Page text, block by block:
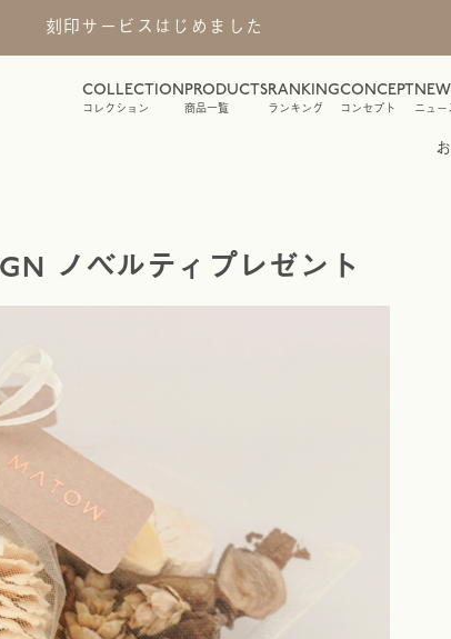
刻印サービスはじめました
COLLECTION
コレクション
PRODUCTS
商品一覧
RANKING
ランキング
CONCEPT
コンセプト ニュー
ノベルティプレゼント